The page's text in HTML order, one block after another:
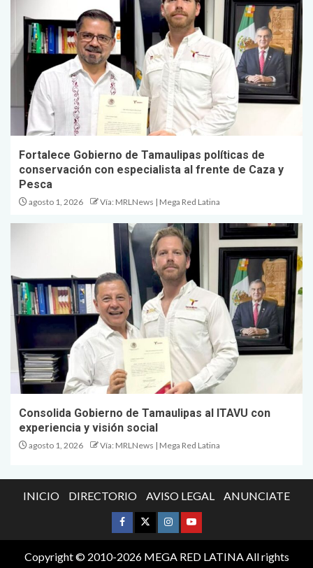
Fortalece Gobierno de Tamaulipas políticas de
conservación con especialista al frente de Caza y
Pesca
agosto 1, 2026 Vía: MRLNews | Mega Red Latina
Consolida Gobierno de Tamaulipas al ITAVU con
experiencia y visión social
agosto 1, 2026 Vía: MRLNews | Mega Red Latina
INICIO DIRECTORIO AVISO LEGAL ANUNCIATE
Copyright © 2010-2026 MEGA RED LATINA All rights